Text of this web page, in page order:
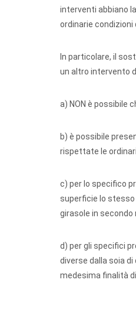
interventi abbiano
ordinarie condizioni
In particolare, il
un altro intervento
a) NON è possibile
b) è possibile
rispettate le
c) per lo specifico
superficie lo stesso
girasole in
d) per gli specifici
diverse dalla soia di
medesima finalità